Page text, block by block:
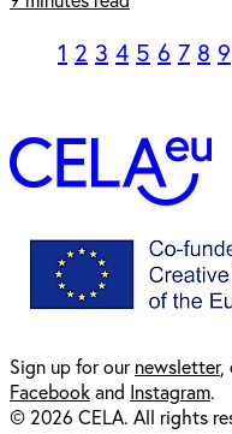
1 2 3 4 5 6 7 8 9
Sign up for ournewsletter,
Facebookand Instagram.
© 2026 CELA. All rights